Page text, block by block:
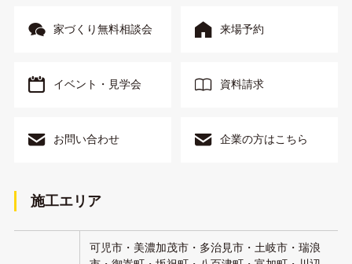
家づくり無料相談会 来場予約
イベント・見学会 資料請求
お問い合わせ 企業の方はこちら
施工エリア
可児市・美濃加茂市・多治見市・土岐市・瑞浪